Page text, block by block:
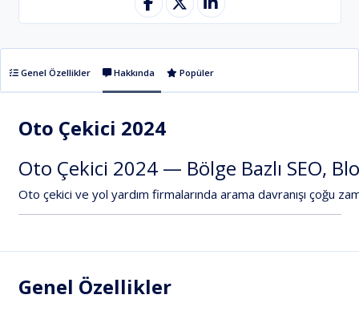
Genel Özellikler Hakkında Popüler
Oto Çekici 2024
Oto Çekici 2024 — Bölge Bazlı SEO,
Oto çekici ve yol yardım firmalarında arama davranışı çoğu
Genel Özellikler